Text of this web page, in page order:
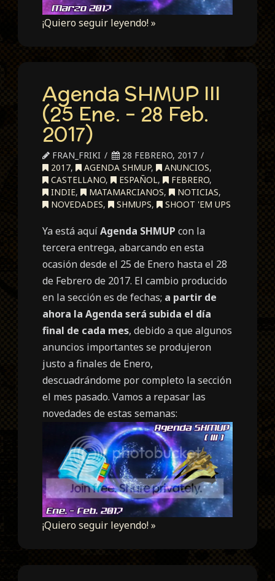
¡Quiero seguir leyendo! »
Agenda SHMUP III
(25 Ene. – 28 Feb.
2017)
FRAN_FRIKI
28 FEBRERO, 2017
2017, AGENDA SHMUP, ANUNCIOS,
CASTELLANO, ESPAÑOL, FEBRERO,
INDIE, MATAMARCIANOS, NOTICIAS,
NOVEDADES, SHMUPS, SHOOT 'EM UPS
Ya está aquíAgenda SHMUP con la
tercera entrega, abarcando en esta
ocasión desde el 25 de Enero hasta el 28
de Febrero de 2017. El cambio producido
en la sección es de fechas; a partir de
ahora la Agenda será subida el día
final de cada mes, debido a que algunos
anuncios importantes se produjeron
justo a finales de Enero,
descuadrándome por completo la sección
el mes pasado. Vamos a repasar las
novedades de estas semanas:
¡Quiero seguir leyendo! »